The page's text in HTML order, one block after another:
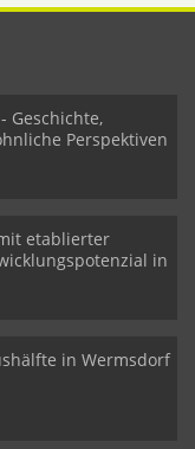
Geschichte,
Perspektiven
etablierter
in
in Wermsdorf